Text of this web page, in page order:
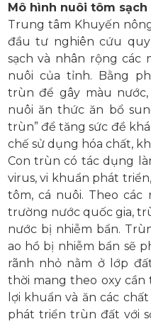
Mô hình nuôi tôm
Trung tâm Khuyến
đầu tư nghiên cứu
sạch và nhân rộng các
nuôi của tỉnh. Bằng
trùn để gây màu
nuôi ăn thức ăn bổ
trùn” để tăng sức đề
chế sử dụng hóa chất,
Con trùn có tác dụng
virus, vi khuẩn phát
tôm, cá nuôi. Theo các
trường nước quốc gia,
nước bị nhiễm bẩn.
ao hồ bị nhiễm bẩn sẽ
rãnh nhỏ nằm ở lớp
thời mang theo oxy cần
lợi khuẩn và ăn các
phát triển trùn đất với